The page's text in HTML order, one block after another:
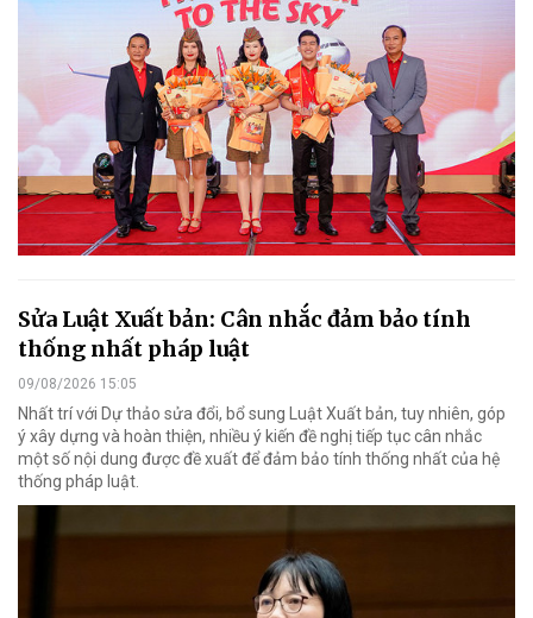
Sửa Luật Xuất bản: Cân nhắc đảm bảo tính
thống nhất pháp luật
09/08/2026 15:05
Nhất trí với Dự thảo sửa đổi, bổ sung Luật Xuất bản, tuy nhiên, góp
ý xây dựng và hoàn thiện, nhiều ý kiến đề nghị tiếp tục cân nhắc
một số nội dung được đề xuất để đảm bảo tính thống nhất của hệ
thống pháp luật.